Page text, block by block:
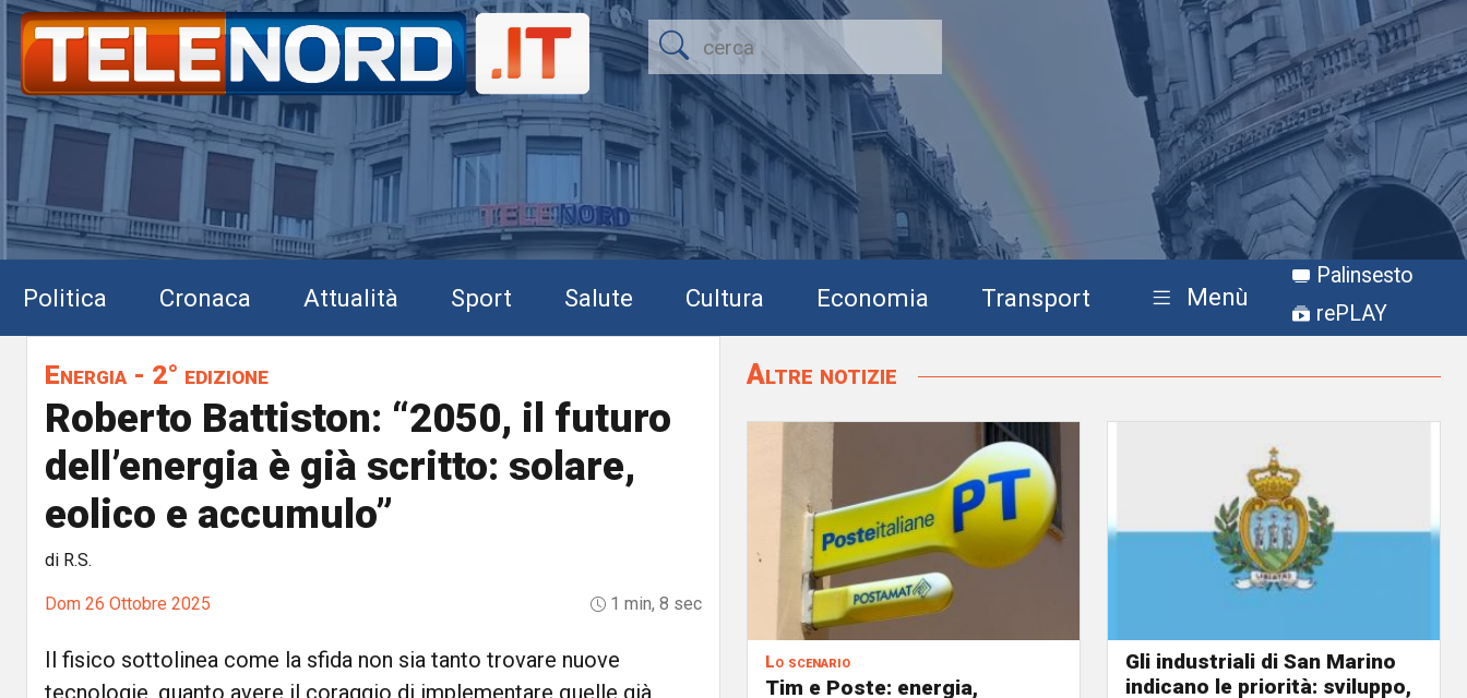
Politica Cronaca Attualità Sport Salute Cultura Economia Transport Menù
Palinsesto
rePLAY
Energia - 2° edizione
Roberto Battiston: “2050, il futuro
dell’energia è già scritto: solare,
eolico e accumulo”
di R.S.
Dom 26 Ottobre 2025 1 min, 8 sec
Il fisico sottolinea come la sfida non sia tanto trovare nuove
tecnologie, quanto avere il coraggio di implementare quelle già
Altre notizie
Lo scenario
Tim e Poste: energia,
Gli industriali di San Marino
indicano le priorità: sviluppo,